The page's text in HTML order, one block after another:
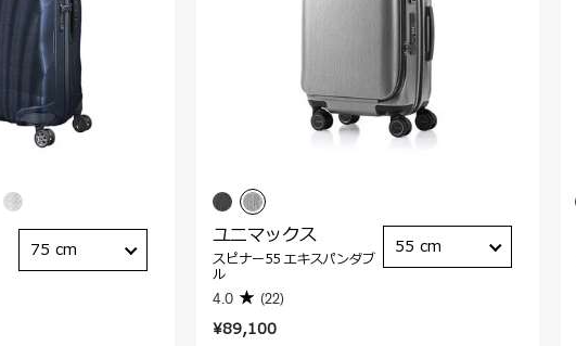
75 cm
¥89,100
ユニマックス
スピナー55 エキスパンダブ
ル
4.0 (22)
55 cm